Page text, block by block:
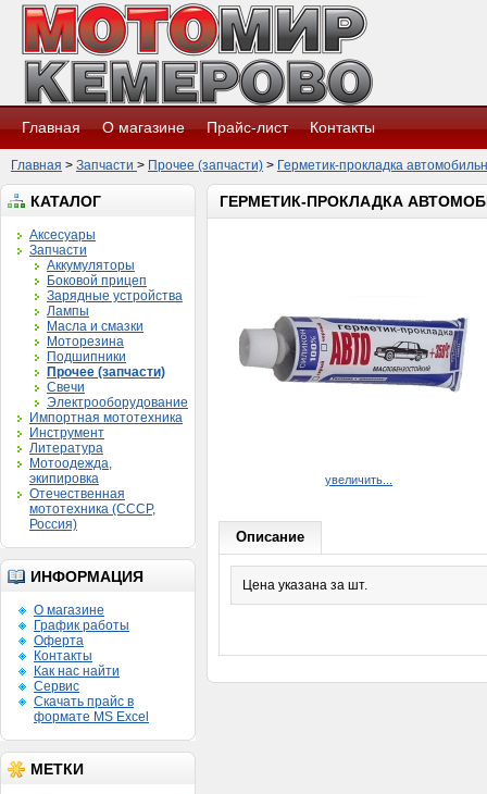
Главная О магазине Прайс-лист Контакты
Главная > Запчасти > Прочее (запчасти) > Герметик-прокладка
КАТАЛОГ
Аксесуары
Запчасти
Аккумуляторы
Боковой прицеп
Зарядные устройства
Лампы
Масла и смазки
Моторезина
Подшипники
Прочее (запчасти)
Свечи
Электрооборудование
Импортная мототехника
Инструмент
Литература
Мотоодежда,
экипировка
Отечественная
мототехника (СССР,
Россия)
ИНФОРМАЦИЯ
О магазине
График работы
Оферта
Контакты
Как нас найти
Сервис
Скачать прайс в
формате MS Excel
МЕТКИ
ГЕРМЕТИК-ПРОКЛАДКА
увеличить...
Описание
Цена указана за шт.